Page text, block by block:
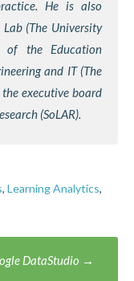
He is also
(The University
of the Education
and IT (The
executive board
(SoLAR).
, Learning Analytics,
DataStudio →